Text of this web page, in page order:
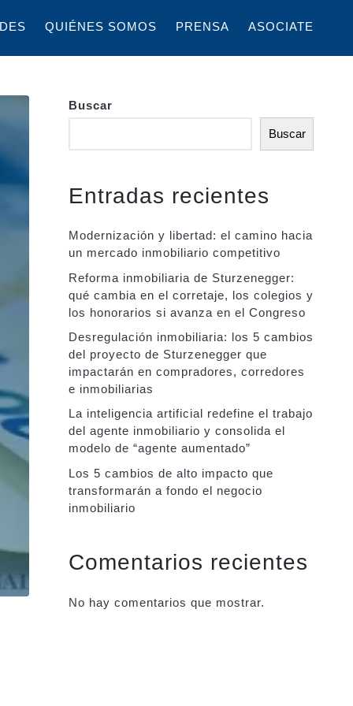
QUIÉNES SOMOS PRENSA ASOCIATE
Buscar
Buscar
Entradas recientes
Modernización y libertad: el camino hacia
un mercado inmobiliario competitivo
Reforma inmobiliaria de Sturzenegger:
qué cambia en el corretaje, los colegios y
los honorarios si avanza en el Congreso
Desregulación inmobiliaria: los 5 cambios
del proyecto de Sturzenegger que
impactarán en compradores, corredores
e inmobiliarias
La inteligencia artificial redefine el trabajo
del agente inmobiliario y consolida el
modelo de “agente aumentado”
Los 5 cambios de alto impacto que
transformarán a fondo el negocio
inmobiliario
Comentarios recientes
No hay comentarios que mostrar.